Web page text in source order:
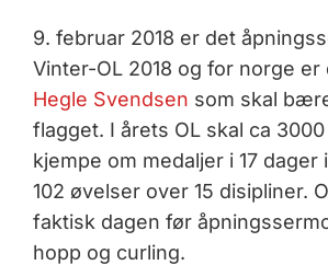
9. februar 2018 er det
Vinter-OL 2018 og for norge er
Hegle Svendsen som skal
flagget. I årets OL skal ca
kjempe om medaljer i 17 dager
102 øvelser over 15 disipliner.
faktisk dagen før
hopp og curling.